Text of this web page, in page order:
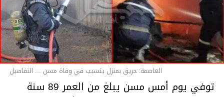
العاصمة: حريق بمنزل يتسبب في وفاة مسن ... التفاصيل
توفي يوم أمس مسن يبلغ من العمر 89 سنة